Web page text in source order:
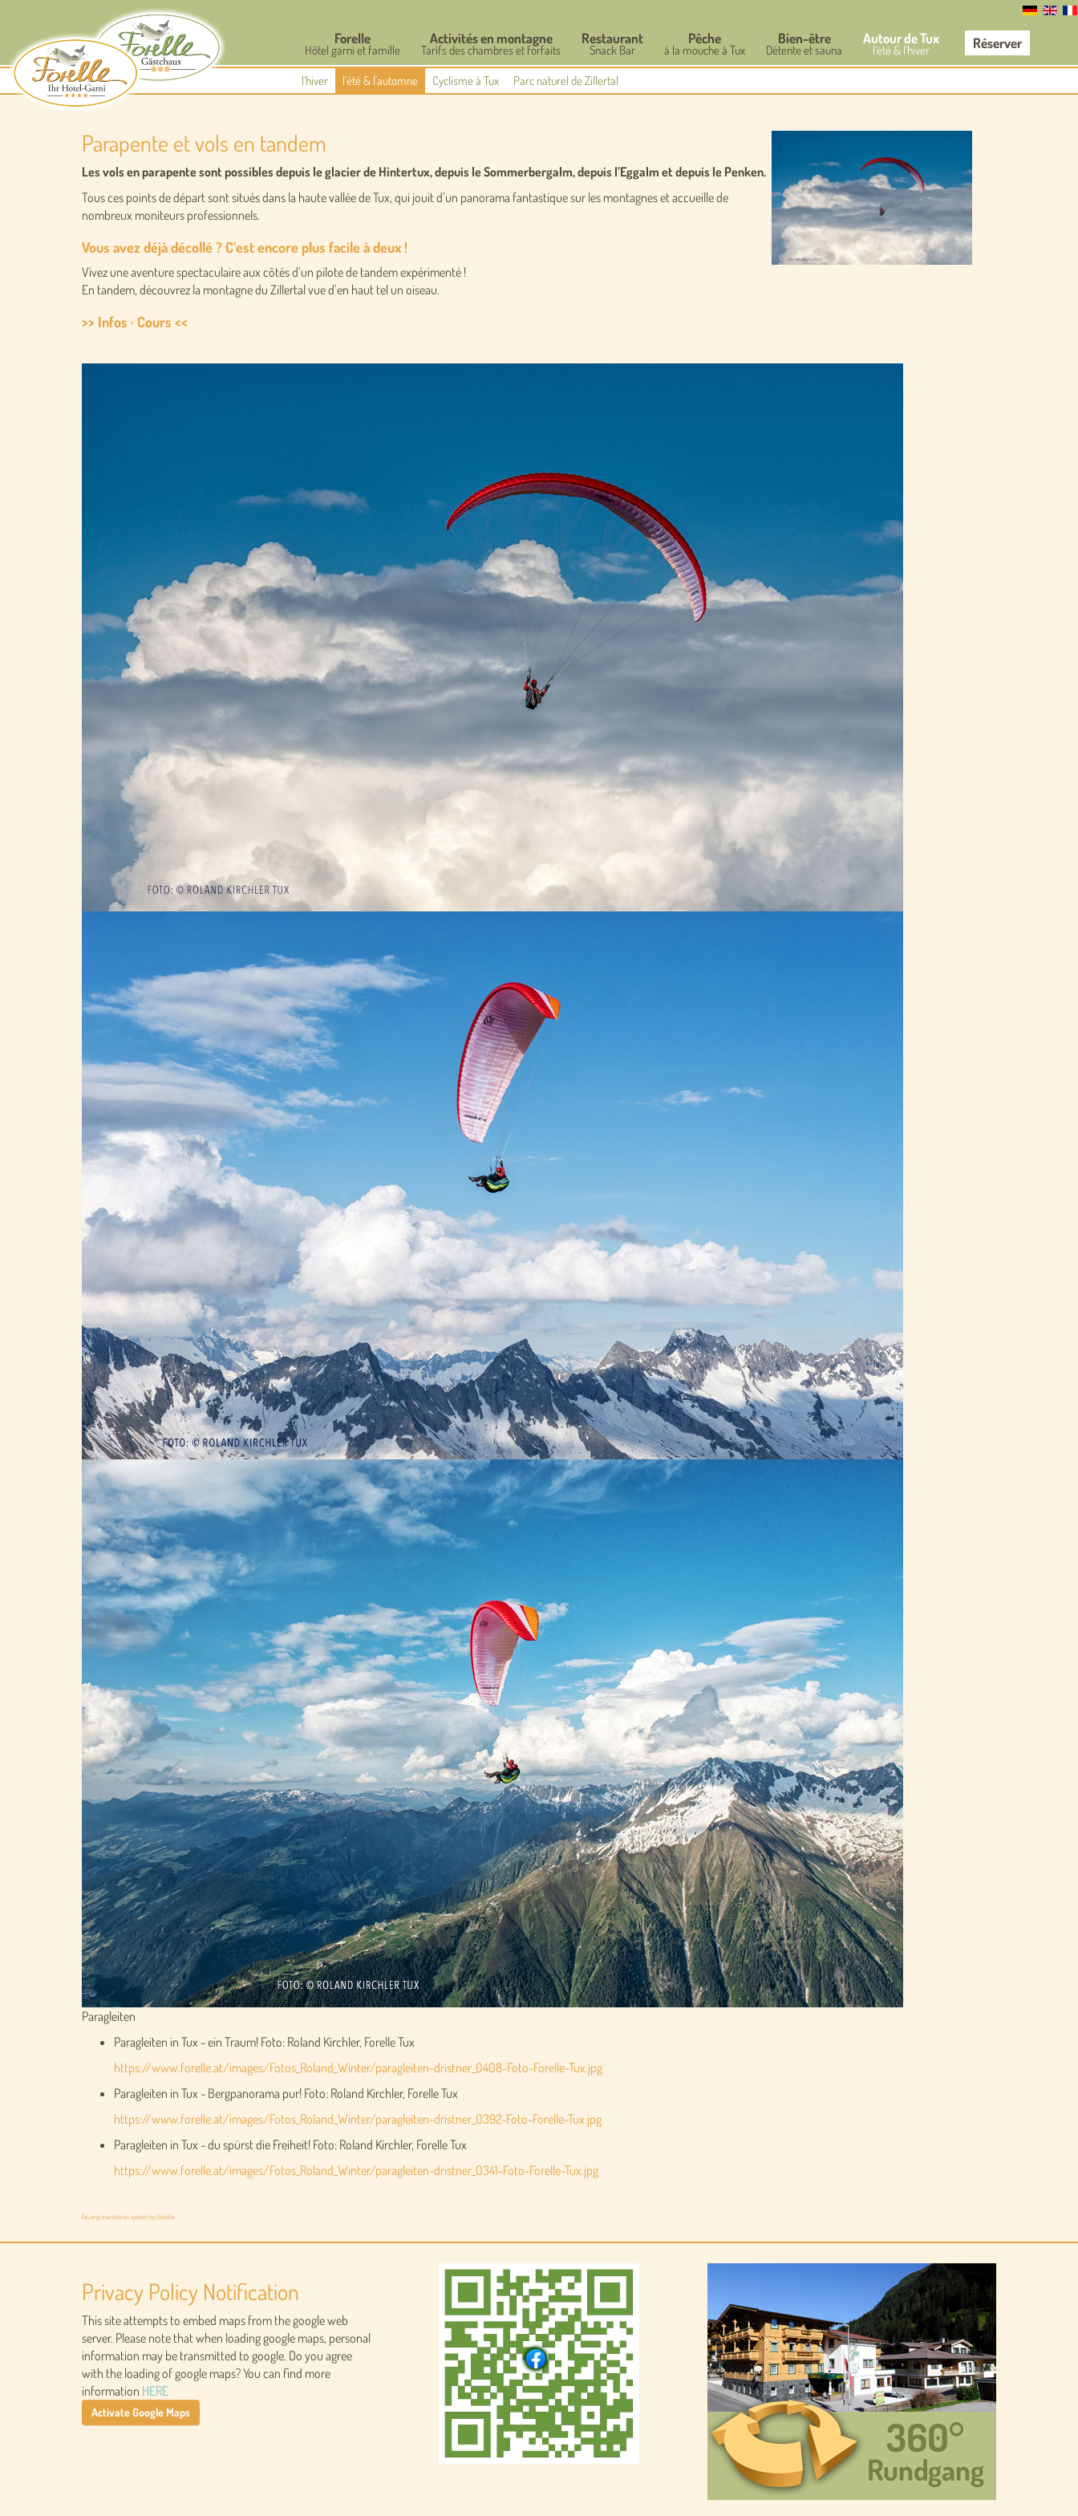
Forelle
Hôtel garni et famille
Activités en montagne
Tarifs des chambres et forfaits
Restaurant
Snack Bar
Pêche
à la mouche à Tux
Bien-être
Détente et sauna
Autour de Tux
l’été & l‘hiver Réserver
l‘hiver l’été & l'automne Cyclisme à Tux Parc naturel de Zillertal
Parapente et vols en tandem
Les vols en parapente sont possibles depuis le glacier de Hintertux, depuis le Sommerbergalm, depuis l’Eggalm et depuis le Penken.
Tous ces points de départ sont situés dans la haute vallée de Tux, qui jouit d’un panorama fantastique sur les montagnes et accueille de
nombreux moniteurs professionnels.
Vous avez déjà décollé ? C’est encore plus facile à deux !
Vivez une aventure spectaculaire aux côtés d’un pilote de tandem expérimenté !
En tandem, découvrez la montagne du Zillertal vue d’en haut tel un oiseau.
>> Infos · Cours <<
Paragleiten
Paragleiten in Tux - ein Traum! Foto: Roland Kirchler, Forelle Tux
https://www.forelle.at/images/Fotos_Roland_Winter/paragleiten-dristner_0408-Foto-Forelle-Tux.jpg
Paragleiten in Tux - Bergpanorama pur! Foto: Roland Kirchler, Forelle Tux
https://www.forelle.at/images/Fotos_Roland_Winter/paragleiten-dristner_0392-Foto-Forelle-Tux.jpg
Paragleiten in Tux - du spürst die Freiheit! Foto: Roland Kirchler, Forelle Tux
https://www.forelle.at/images/Fotos_Roland_Winter/paragleiten-dristner_0341-Foto-Forelle-Tux.jpg
FaLang translation system by Faboba
Privacy Policy Notification
This site attempts to embed maps from the google web
server. Please note that when loading google maps, personal
information may be transmitted to google. Do you agree
with the loading of google maps? You can find more
information HERE